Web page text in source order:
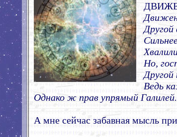
Другой
Но,
Ведь
Однако ж прав упрямый Галилей.
А мне сейчас забавная мысль